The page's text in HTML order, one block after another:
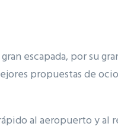
escapada, por su
propuestas de
al aeropuerto y al